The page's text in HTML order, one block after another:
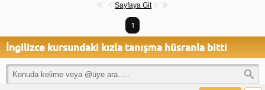
Sayfaya Git
1
İngilizce kursundaki kızla tanışma hüsranla bitti